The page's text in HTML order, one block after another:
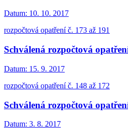
Datum: 10. 10. 2017
rozpočtová opatření č. 173 až 191
Schválená rozpočtová
Datum: 15. 9. 2017
rozpočtová opatření č. 148 až 172
Schválená rozpočtová
Datum: 3. 8. 2017